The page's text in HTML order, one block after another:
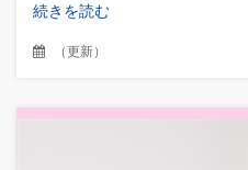
続きを読む
（更新）